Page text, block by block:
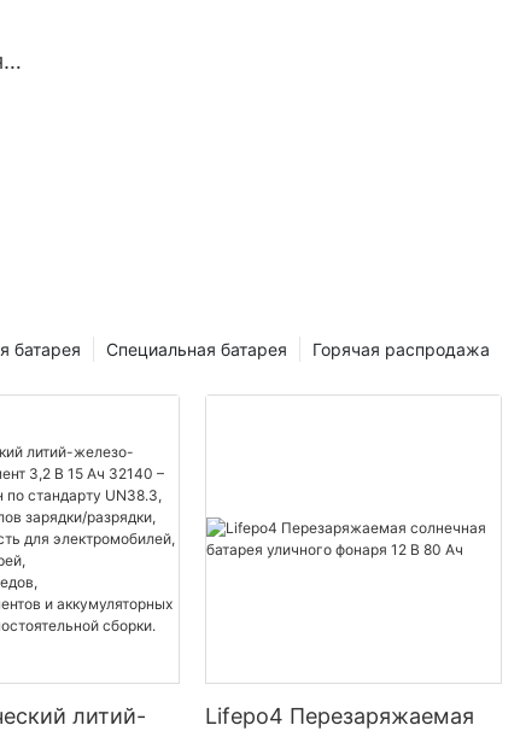
Горячая распродажа
Специальная батарея
батарея
литий-
Lifepo4 Перезаряжаемая